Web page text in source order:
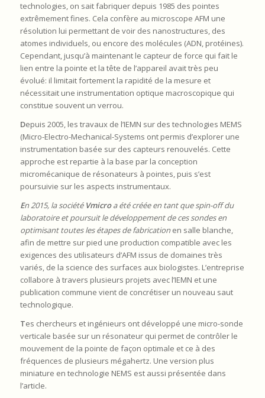
technologies, on sait fabriquer depuis 1985 des pointes
extrêmement fines. Cela confère au microscope AFM une
résolution lui permettant de voir des nanostructures, des
atomes individuels, ou encore des molécules (ADN, protéines).
Cependant, jusqu’à maintenant le capteur de force qui fait le
lien entre la pointe et la tête de l’appareil avait très peu
évolué: il limitait fortement la rapidité de la mesure et
nécessitait une instrumentation optique macroscopique qui
constitue souvent un verrou.
Depuis 2005, les travaux de l’IEMN sur des technologies MEMS
(Micro-Electro-Mechanical-Systems ont permis d’explorer une
instrumentation basée sur des capteurs renouvelés. Cette
approche est repartie à la base par la conception
micromécanique de résonateurs à pointes, puis s’est
poursuivie sur les aspects instrumentaux.
En 2015, la société Vmicroa été créée en tant que spin-off du
laboratoire et poursuit le développement de ces sondes en
optimisant toutes les étapes de fabricationen salle blanche,
afin de mettre sur pied une production compatible avec les
exigences des utilisateurs d’AFM issus de domaines très
variés, de la science des surfaces aux biologistes. L’entreprise
collabore à travers plusieurs projets avec l’IEMN et une
publication commune vient de concrétiser un nouveau saut
technologique.
Tes chercheurs et ingénieurs ont développé une micro-sonde
verticale basée sur un résonateur qui permet de contrôler le
mouvement de la pointe de façon optimale et ce à des
fréquences de plusieurs mégahertz. Une version plus
miniature en technologie NEMS est aussi présentée dans
l’article.